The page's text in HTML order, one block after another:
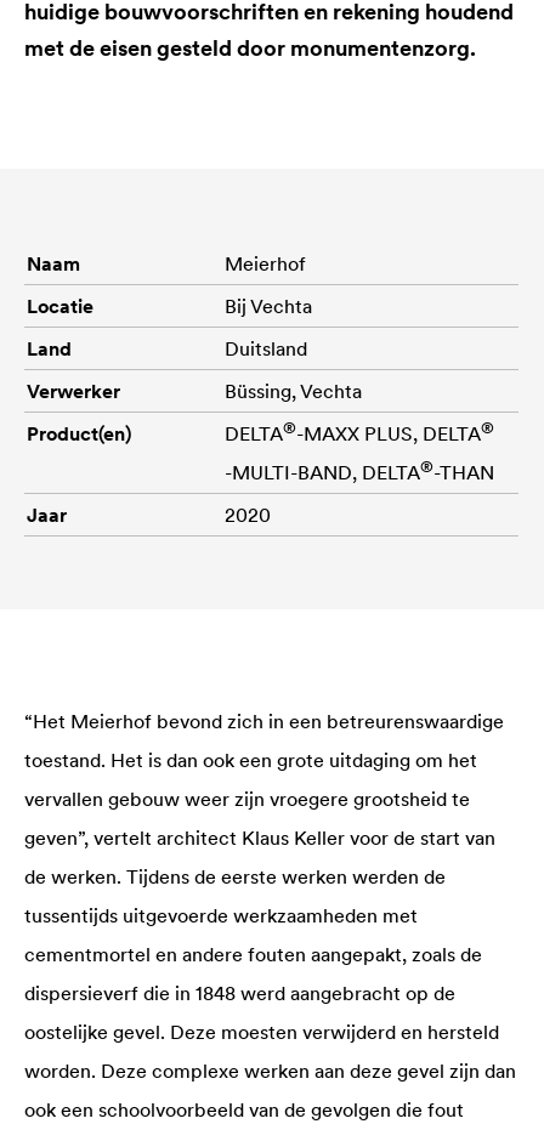
huidige bouwvoorschriften en rekening houdend
met de eisen gesteld door monumentenzorg.
Naam
Meierhof
Locatie
Bij Vechta
Land
Duitsland
Verwerker
Büssing, Vechta
Product(en)
DELTA®-MAXX PLUS, DELTA®
-MULTI-BAND, DELTA®-THAN
Jaar
2020
“Het Meierhof bevond zich in een betreurenswaardige
toestand. Het is dan ook een grote uitdaging om het
vervallen gebouw weer zijn vroegere grootsheid te
geven”, vertelt architect Klaus Keller voor de start van
de werken. Tijdens de eerste werken werden de
tussentijds uitgevoerde werkzaamheden met
cementmortel en andere fouten aangepakt, zoals de
dispersieverf die in 1848 werd aangebracht op de
oostelijke gevel. Deze moesten verwijderd en hersteld
worden. Deze complexe werken aan deze gevel zijn dan
ook een schoolvoorbeeld van de gevolgen die fout